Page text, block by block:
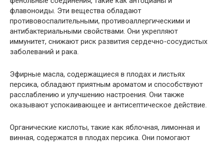
флавоноиды. Эти вещества обладают
противовоспалительными, противоаллергическими и
антибактериальными свойствами. Они укрепляют
иммунитет, снижают риск развития сердечно-сосудистых
заболеваний и рака.
Эфирные масла, содержащиеся в плодах и листьях
персика, обладают приятным ароматом и способствуют
расслаблению и улучшению настроения. Они также
оказывают успокаивающее и антисептическое действие.
Органические кислоты, такие как яблочная, лимонная и
винная, содержатся в плодах персика. Они помогают